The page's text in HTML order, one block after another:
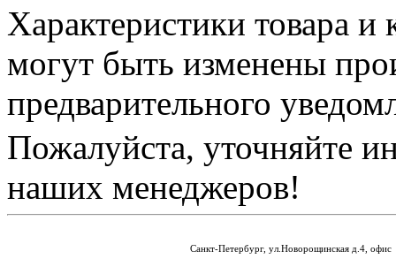
Характеристики товара и
могут быть изменены
предварительного
Пожалуйста, уточняйте
наших менеджеров!
Санкт-Петербург, ул.Новорощинская д.4, офис